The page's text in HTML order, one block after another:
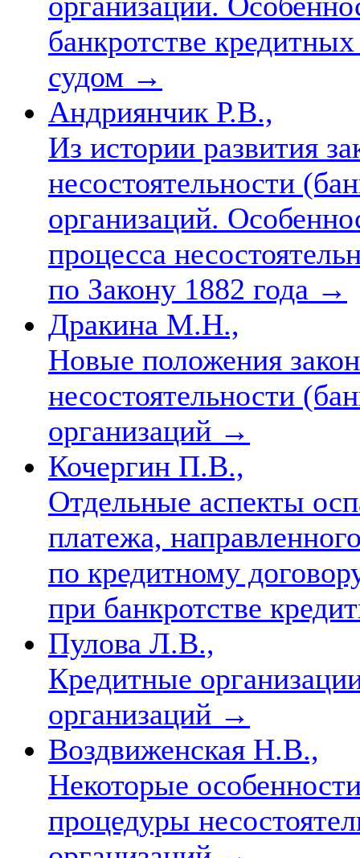
банкротстве
судом →
Андриянчик Р.В.,
Из истории развития
несостоятельности
организаций.
процесса
по Закону 1882 года →
Дракина М.Н.,
Новые положения
несостоятельности
организаций →
Кочергин П.В.,
Отдельные аспекты
платежа,
по кредитному
при банкротстве
Пулова Л.В.,
Кредитные
организаций →
Воздвиженская Н.В.,
Некоторые
процедуры